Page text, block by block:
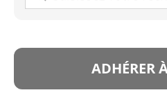
ADHÉRER